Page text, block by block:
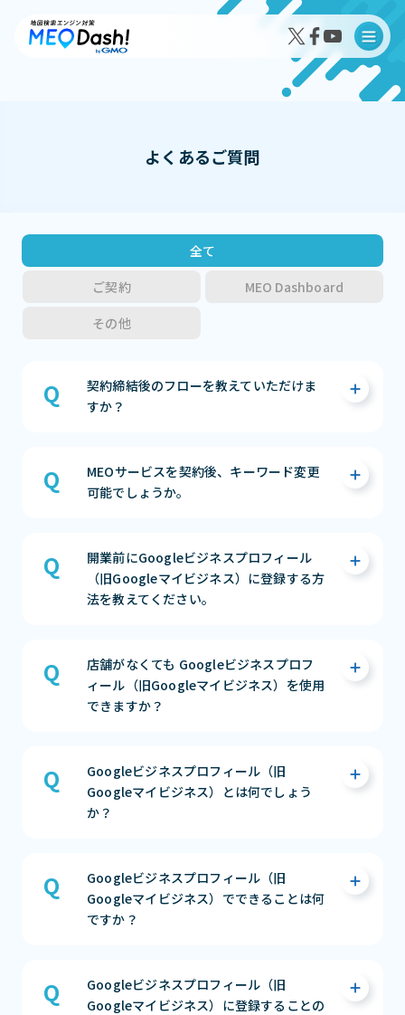
導入事例インタビュー
よくあるご質問
全て
ご契約
MEO Dashboard
その他
契約締結後のフローを教えていただけま
すか？
２）ご決済の確認が取れましたら、「順位チ
ェックツールのログイン情報」を弊社からお
Googleマイビジネス）の申請作業の為、弊社
サポートから連絡をさせていただきます。
４）承認の確認が取れ次第、MEO施策の実施
MEOサービスを契約後、キーワード変更
可能でしょうか。
MEO対策は、Googleからの評価の蓄積により
KWが上位化される仕組みとなっています。
途中でKWの変更をしてしまうと、また1から
その為、ご契約時に費用対効果の期待ができ
るKWの選定をオススメしております。
※キーワードの追加でのご契約や、MEOサー
まずは相談する（無料）
開業前にGoogleビジネスプロフィール
（旧Googleマイビジネス）に登録する方
法を教えてください。
ップにお店を表示でき、投稿機能を使ってお客
様に様々な情報を届けることも可能です。
手順は以下です。
日付まで入力可）
3）ハガキによるオーナー確認
まずは相談する（無料）
店舗がなくても Googleビジネスプロフ
ィール（旧Googleマイビジネス）を使用
できますか？
在宅ビジネスや非店舗型ビジネスを運営され
ている場合も、Google マイビジネスはご利用
いただけます。ご住所の表示または非表示に関
Googleビジネスプロフィール（旧
Googleマイビジネス）とは何でしょう
か？
やGoogleマップなど)で、自店舗の情報（住
所、営業時間、電話番号）を表示したり、それ
を管理したりすることができる無料ツールで
まずは相談する（無料）
Googleビジネスプロフィール（旧
Googleマイビジネス）でできることは何
ですか？
イビジネス）では、以下のことができます。
Googleビジネスプロフィール（旧
Googleマイビジネス）に登録することの